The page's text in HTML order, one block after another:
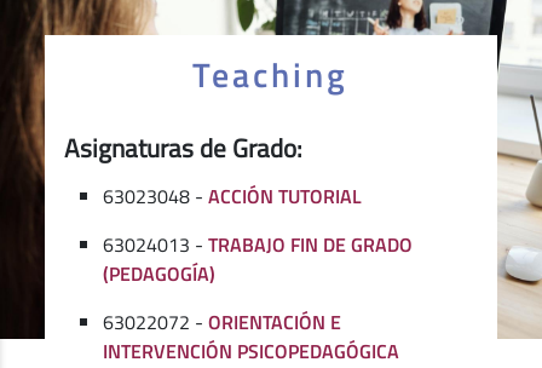
Teaching
Asignaturas de Grado:
63023048 -ACCIÓN TUTORIAL
63024013 -TRABAJO FIN DE GRADO
(PEDAGOGÍA)
63022072 -ORIENTACIÓN E
INTERVENCIÓN PSICOPEDAGÓGICA